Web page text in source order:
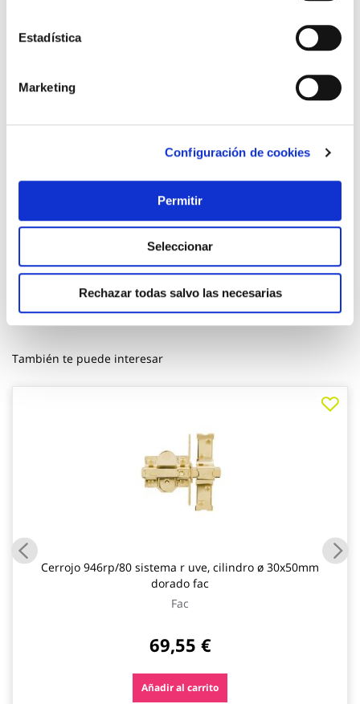
Estadística
Marketing
Configuración de cookies
Permitir
Seleccionar
Rechazar todas salvo las necesarias
También te puede interesar
Cerrojo 946rp/80 sistema r uve, cilindro ø 30x50mm
dorado fac
Fac
69,55 €
Añadir al carrito